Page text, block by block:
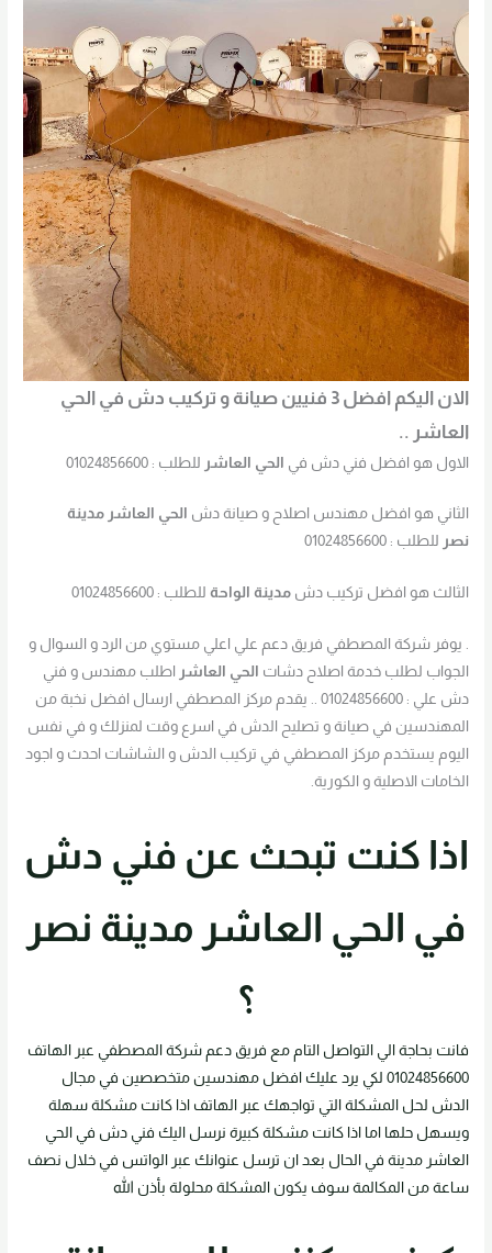
الان اليكم افضل 3 فنيين صيانة و تركيب دش في الحي
العاشر ..
الاول هو افضل فني دش في الحي العاشر للطلب : 01024856600
الثاني هو افضل مهندس اصلاح و صيانة دش الحي العاشر مدينة
نصر للطلب : 01024856600
الثالث هو افضل تركيب دشمدينة الواحة للطلب : 01024856600
. يوفر شركة المصطفي فريق دعم علي اعلي مستوي من الرد و السوال و
الجواب لطلب خدمة اصلاح دشات الحي العاشر اطلب مهندس و فني
دش علي : 01024856600 .. يقدم مركز المصطفي ارسال افضل نخبة من
المهندسين في صيانة و تصليح الدش في اسرع وقت لمنزلك و في نفس
اليوم يستخدم مركز المصطفي في تركيب الدش و الشاشات احدث و اجود
الخامات الاصلية و الكورية.
اذا كنت تبحث عن فني دش
في الحي العاشر مدينة نصر
؟
فانت بحاجة الي التواصل التام مع فريق دعم شركة المصطفي عبر الهاتف
01024856600 لكي يرد عليك افضل مهندسين متخصصين في مجال
الدش لحل المشكلة التي تواجهك عبر الهاتف اذا كانت مشكلة سهلة
ويسهل حلها اما اذا كانت مشكلة كبيرة نرسل اليك فني دش في الحي
العاشر مدينة في الحال بعد ان ترسل عنوانك عبر الواتس في خلال نصف
ساعة من المكالمة سوف يكون المشكلة محلولة بأذن الله